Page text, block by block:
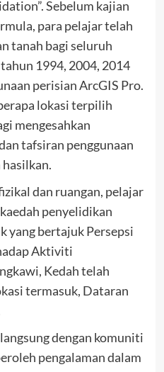
Sebelum kajian
para pelajar telah
tanah bagi seluruh
1994, 2004, 2014
perisian ArcGIS Pro.
lokasi terpilih
mengesahkan
tafsiran penggunaan
dan ruangan, pelajar
penyelidikan
yang bertajuk Persepsi
Aktiviti
Kedah telah
termasuk, Dataran
dengan komuniti
pengalaman dalam